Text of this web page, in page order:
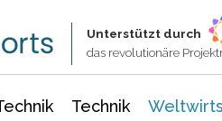
Unterstützt durch
das revolutionäre
Technik